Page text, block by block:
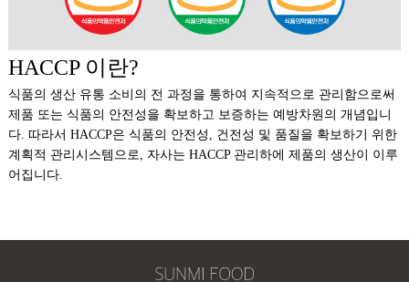
HACCP 이란?
식품의 생산 유통 소비의 전 과정을 통하여 지속적으로 관리함으로써
제품 또는 식품의 안전성을 확보하고 보증하는 예방차원의 개념입니
다. 따라서 HACCP은 식품의 안전성, 건전성 및 품질을 확보하기 위한
계획적 관리시스템으로, 자사는 HACCP 관리하에 제품의 생산이 이루
어집니다.